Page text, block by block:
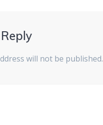
will not be published.